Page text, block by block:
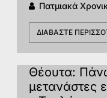
Πατμιακά
ΔΙΑΒΆΣΤΕ
Θέουτα:
μετανάστες